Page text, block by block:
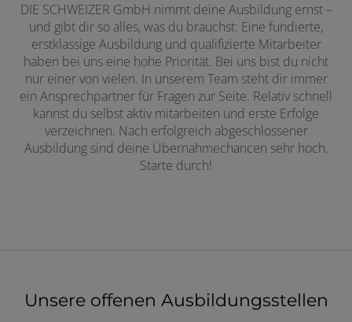
DIE SCHWEIZER GmbH nimmt deine Ausbildung ernst –
und gibt dir so alles, was du brauchst: Eine fundierte,
erstklassige Ausbildung und qualifizierte Mitarbeiter
haben bei uns eine hohe Priorität. Bei uns bist du nicht
nur einer von vielen. In unserem Team steht dir immer
ein Ansprechpartner für Fragen zur Seite. Relativ schnell
kannst du selbst aktiv mitarbeiten und erste Erfolge
verzeichnen. Nach erfolgreich abgeschlossener
Ausbildung sind deine Übernahmechancen sehr hoch.
Starte durch!
Unsere offenen Ausbildungsstellen